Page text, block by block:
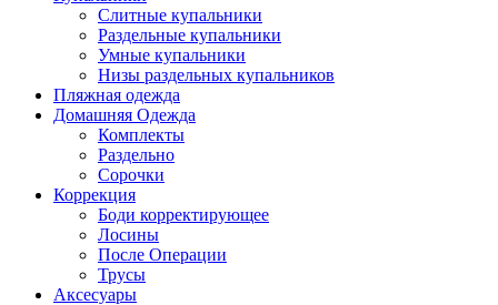
Слитные купальники
Раздельные купальники
Умные купальники
Низы раздельных купальников
Пляжная одежда
Домашняя Одежда
Комплекты
Раздельно
Сорочки
Коррекция
Боди корректирующее
Лосины
После Операции
Трусы
Аксесуары